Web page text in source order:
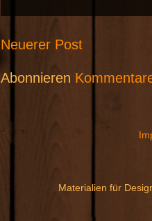
Neuerer Post
Abonnieren
Materialien für